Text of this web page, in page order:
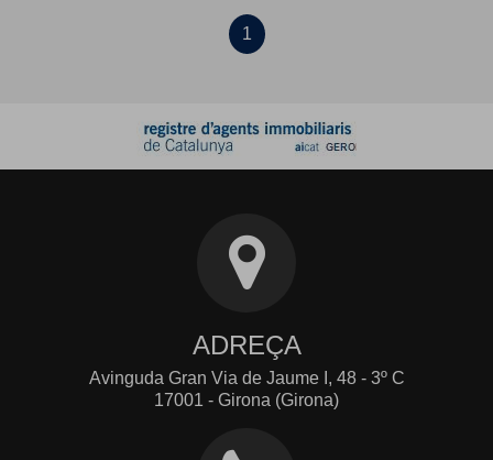
1
ADREÇA
Avinguda Gran Via de Jaume I, 48 - 3º C
17001 - Girona (Girona)